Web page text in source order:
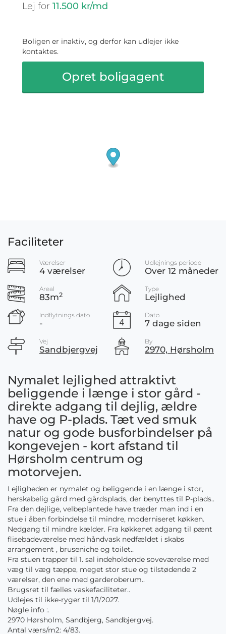
Lej for 11.500 kr/md
Boligen er inaktiv, og derfor kan udlejer ikke
kontaktes.
Opret boligagent
Faciliteter
Værelser
4 værelser
Udlejnings periode
Over 12 måneder
Areal
83m2
Type
Lejlighed
Indflytnings dato
-
Dato
7 dage siden
Vej
Sandbjergvej
By
2970, Hørsholm
Nymalet lejlighed attraktivt
beliggende i længe i stor gård -
direkte adgang til dejlig, ældre
have og P-plads. Tæt ved smuk
natur og gode busforbindelser på
kongevejen - kort afstand til
Hørsholm centrum og
motorvejen.
Lejligheden er nymalet og beliggende i en længe i stor,
herskabelig gård med gårdsplads, der benyttes til P-plads..
Fra den dejlige, velbeplantede have træder man ind i en
stue i åben forbindelse til mindre, moderniseret køkken.
Nedgang til mindre kælder. Fra køkkenet adgang til pænt
flisebadeværelse med håndvask nedfældet i skabs
arrangement , bruseniche og toilet..
Fra stuen trapper til 1. sal indeholdende soveværelse med
væg til væg tæppe, meget stor stue og tilstødende 2
værelser, den ene med garderoberum..
Brugsret til fælles vaskefaciliteter..
Udlejes til ikke-ryger til 1/1/2027.
Nøgle info :.
2970 Hørsholm, Sandbjerg, Sandbjergvej.
Antal værs/m2: 4/83.